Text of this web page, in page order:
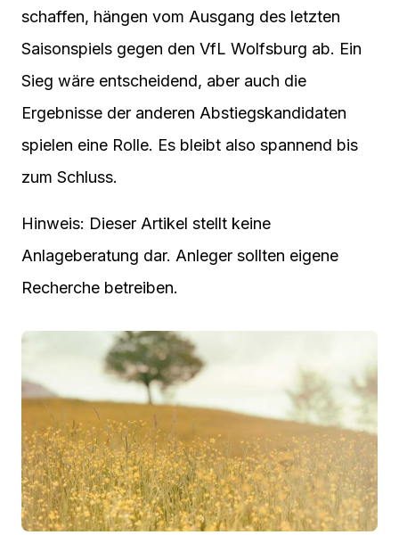
schaffen, hängen vom Ausgang des letzten
Saisonspiels gegen den VfL Wolfsburg ab. Ein
Sieg wäre entscheidend, aber auch die
Ergebnisse der anderen Abstiegskandidaten
spielen eine Rolle. Es bleibt also spannend bis
zum Schluss.
Hinweis: Dieser Artikel stellt keine
Anlageberatung dar. Anleger sollten eigene
Recherche betreiben.